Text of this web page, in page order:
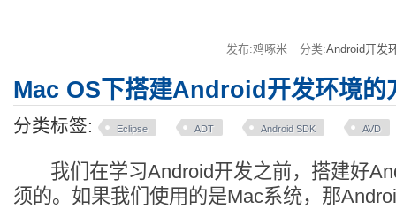
发布:鸡啄米 分类:Android开发
Mac OS下搭建Android开发环境的
分类标签: Eclipse ADT Android SDK AVD
我们在学习Android开发之前，搭建好
须的。如果我们使用的是Mac系统，那